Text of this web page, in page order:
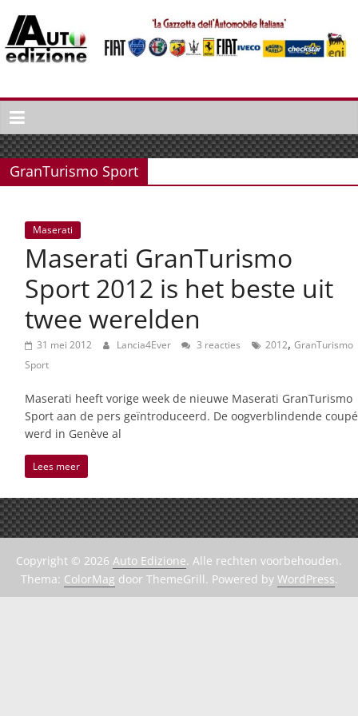
naar
inhoud
Auto
Edizione
La
Gazetta
dell'Automobile
Italiaans
autonieuws
lifestyle
GranTurismo Sport
Maserati
Maserati GranTurismo
Sport 2012 is het beste uit
twee werelden
31 mei 2012 Lancia4Ever 3 reacties 2012, GranTurismo
Sport
Maserati heeft vorige week de nieuwe Maserati GranTurismo
Sport aan de pers geïntroduceerd. De oogverblindende coupé
werd in Genève al
Lees meer
Copyright © 2026 Auto Edizione. Alle rechten voorbehouden.
Thema: ColorMag door ThemeGrill. Powered by WordPress.